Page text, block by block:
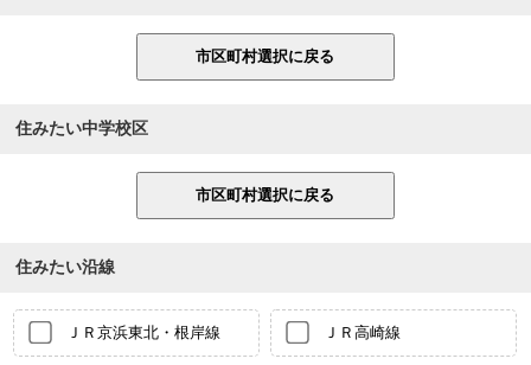
住みたい中学校区
住みたい沿線
ＪＲ京浜東北・根岸線 ＪＲ高崎線